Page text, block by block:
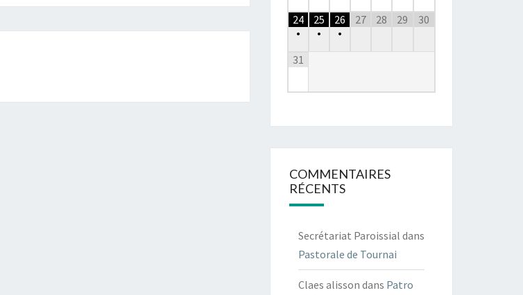
24
•
25
•
26
•
27 28 29 30
31
COMMENTAIRES
RÉCENTS
Secrétariat Paroissial dans
Pastorale de Tournai
Claes alisson dans Patro